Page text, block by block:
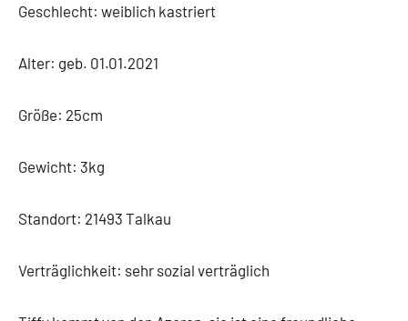
Geschlecht: weiblich kastriert
Alter: geb. 01.01.2021
Größe: 25cm
Gewicht: 3kg
Standort: 21493 Talkau
Verträglichkeit: sehr sozial verträglich